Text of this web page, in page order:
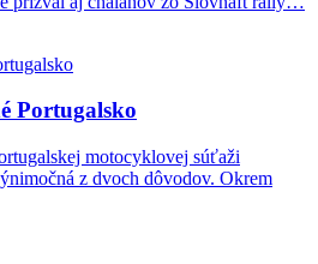
Portugalsko
motocyklovej súťaži
z dvoch dôvodov. Okrem